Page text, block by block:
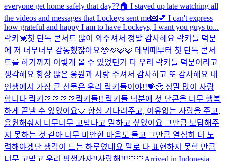
everyone get home safely that day??🏠 I stayed up late watching all
the videos and messages that Lockeys sent me💌💕 I can't express
how grateful and happy I am to have Lockeys, I want you guys to...
락키💓첫 단독 콘서트 많이 와주셔서 정말 감사해요 락키들 덕분
에 저 너무너무 감동했잖아요🥹🩷🩷🩷 데뷔때부터 첫 단독 콘서
트를 하기까지 이렇게 올 수 있었던거 다 우리 락키들 덕분이라고
생각해요 항상 많은 응원과 사랑 주셔서 감사하고 또 감사해요 내
인생에서 가장 큰 선물은 우리 락키들이야!!💝🥹 정말 많이 사랑
합니다 락키🩷🩷🩷🩷락키들!! 락키들 덕분에 첫 단콘을 너무 행복
하게 끝낼 수 있었어요🤍 항상 기다려주고, 이유없는 사랑을 주고,
응원해줘서 너무너무 고맙다고 말하고 싶었어요 그만큼 보답해주
지 못하는 것 같아 너무 미안한 마음도 들고 그만큼 열심히 더 노
력해야겠단 생각이 드는 하루였네요 말로 다 표현하지 못할 만큼
너무 고맙고 우리 평생가자!!사랑해!!!🤍🤍 Arrived in Indonesia